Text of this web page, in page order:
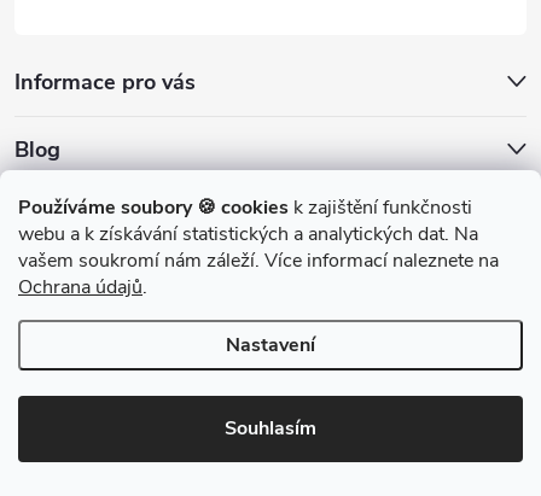
Používáme soubory 🍪 cookies k zajištění funkčnosti
webu a k získávání statistických a analytických dat. Na
vašem soukromí nám záleží. Více informací naleznete na
Ochrana údajů.
Nastavení
Souhlasím
Informace pro vás
Blog
Archiv
Přijímáme online platby
Copyright 2026penShop. Všechna práva vyhrazena.